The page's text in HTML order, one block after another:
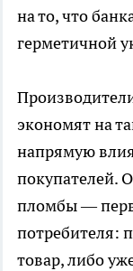
на то, что
герметичной
экономят на
напрямую
покупателей.
пломбы —
потребителя:
товар, либо